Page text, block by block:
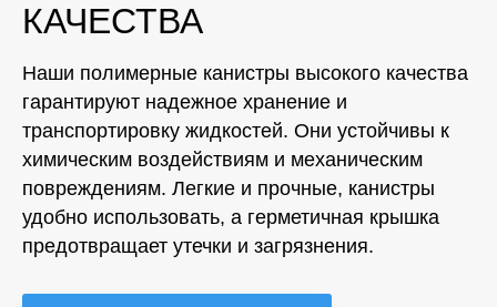
КАЧЕСТВА
Наши полимерные канистры высокого качества
гарантируют надежное хранение и
транспортировку жидкостей. Они устойчивы к
химическим воздействиям и механическим
повреждениям. Легкие и прочные, канистры
удобно использовать, а герметичная крышка
предотвращает утечки и загрязнения.